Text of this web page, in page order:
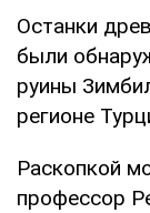
Останки
были
руины
регионе
Раскопкой
профессор